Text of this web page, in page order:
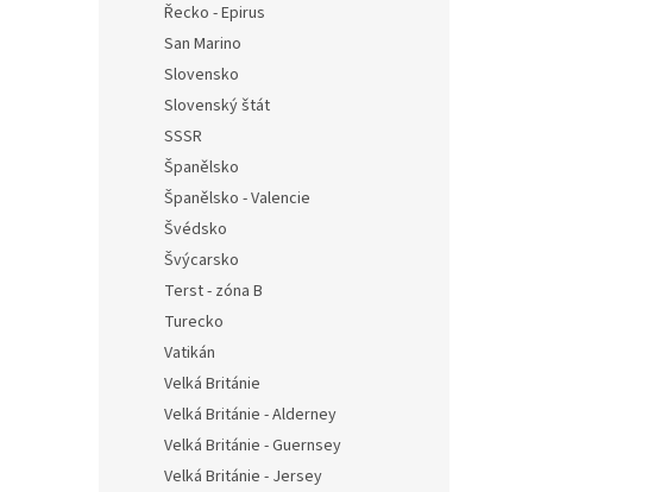
Řecko - Epirus
San Marino
Slovensko
Slovenský štát
SSSR
Španělsko
Španělsko - Valencie
Švédsko
Švýcarsko
Terst - zóna B
Turecko
Vatikán
Velká Británie
Velká Británie - Alderney
Velká Británie - Guernsey
Velká Británie - Jersey